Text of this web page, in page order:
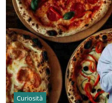
Curiosità